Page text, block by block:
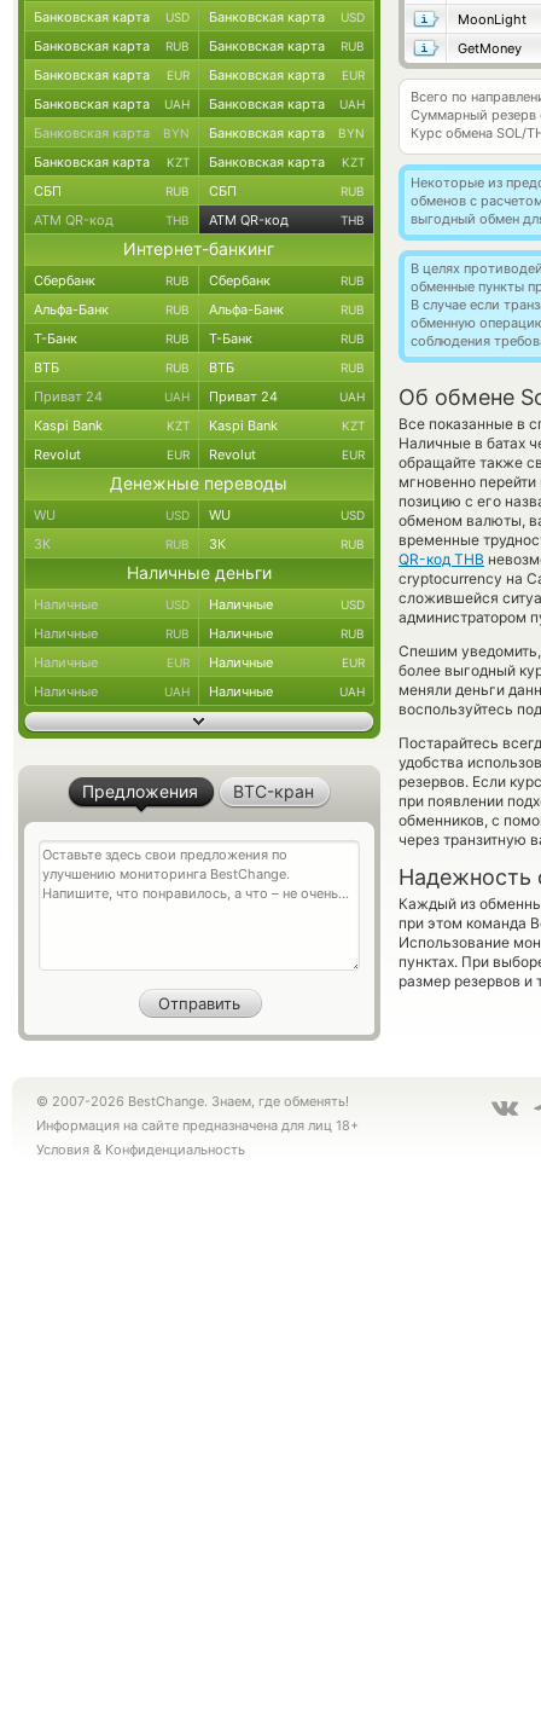
MoonLight
GetMoney
Всего по
Суммарный резерв
Курс обмена SOL/
Некоторые из
обменов с
выгодный обмен
В целях
обменные пункты
В случае если
обменную
соблюдения
Об обмене
Все показанные в
Наличные в батах
обращайте также
мгновенно
позицию с его
обменом валюты,
временные
QR-код THB
cryptocurrency на
сложившейся
администратором
Спешим
более выгодный
меняли деньги
воспользуйтесь
Постарайтесь
удобства
резервов. Если
при появлении
обменников, с
через транзитную
Надежность
Каждый из
при этом команда
Использование
пунктах. При
размер резервов и
Банковская карта USD Банковская карта USD
Банковская карта RUB Банковская карта RUB
Банковская карта EUR Банковская карта EUR
Банковская карта UAH Банковская карта UAH
Банковская карта BYN Банковская карта BYN
Банковская карта KZT Банковская карта KZT
СБП RUB СБП RUB
ATM QR-код THB ATM QR-код THB
Интернет-банкинг
Сбербанк RUB Сбербанк RUB
Альфа-Банк RUB Альфа-Банк RUB
Т-Банк RUB Т-Банк RUB
ВТБ RUB ВТБ RUB
Приват 24 UAH Приват 24 UAH
Kaspi Bank KZT Kaspi Bank KZT
Revolut EUR Revolut EUR
Денежные переводы
WU USD WU USD
ЗК RUB ЗК RUB
Наличные деньги
Наличные USD Наличные USD
Наличные RUB Наличные RUB
Наличные EUR Наличные EUR
Наличные UAH Наличные UAH
Предложения BTC-кран
© 2007-2026 BestChange. Знаем, где обменять!
Информация на сайте предназначена для лиц 18+
Условия & Конфиденциальность